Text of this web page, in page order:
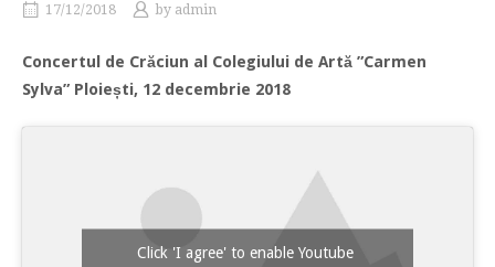
17/12/2018 by admin
Concertul de Crăciun al Colegiului de Artă ”Carmen
Sylva” Ploiești, 12 decembrie 2018
Click 'I agree' to enable Youtube